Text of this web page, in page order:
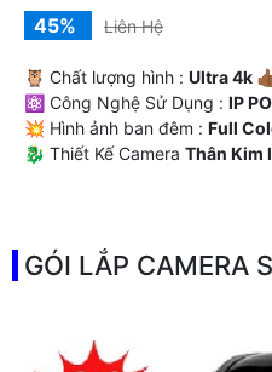
45%
Liên Hệ
🦉 Chất lượng hình : Ultra 4k
⚛️ Công Nghệ Sử Dụng : IP
💥 Hình ảnh ban đêm : Full
🐉️ Thiết Kế Camera Thân Kim
GÓI LẮP CAMERA